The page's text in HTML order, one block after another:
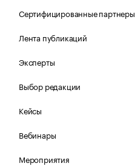
Сертифицированные партнеры
Лента публикаций
Эксперты
Выбор редакции
Кейсы
Вебинары
Мероприятия